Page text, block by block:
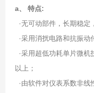
a、 特点:
·无可动部件，长期稳定
·采用消扰电路和抗振动
·采用超低功耗单片微
以上；
·由软件对仪表系数非线